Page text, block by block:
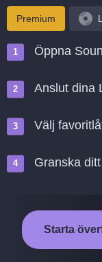
Premium
Öppna
Anslut dina
Välj
Granska
Starta